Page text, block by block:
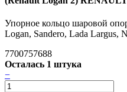
Упорное кольцо шаровой
Logan, Sandero, Lada Largus,
7700757688
Осталась 1 штука
−